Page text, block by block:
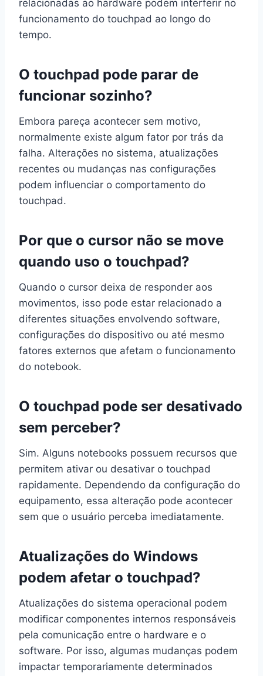
relacionadas ao hardware podem interferir no
funcionamento do touchpad ao longo do
tempo.
O touchpad pode parar de
funcionar sozinho?
Embora pareça acontecer sem motivo,
normalmente existe algum fator por trás da
falha. Alterações no sistema, atualizações
recentes ou mudanças nas configurações
podem influenciar o comportamento do
touchpad.
Por que o cursor não se move
quando uso o touchpad?
Quando o cursor deixa de responder aos
movimentos, isso pode estar relacionado a
diferentes situações envolvendo software,
configurações do dispositivo ou até mesmo
fatores externos que afetam o funcionamento
do notebook.
O touchpad pode ser desativado
sem perceber?
Sim. Alguns notebooks possuem recursos que
permitem ativar ou desativar o touchpad
rapidamente. Dependendo da configuração do
equipamento, essa alteração pode acontecer
sem que o usuário perceba imediatamente.
Atualizações do Windows
podem afetar o touchpad?
Atualizações do sistema operacional podem
modificar componentes internos responsáveis
pela comunicação entre o hardware e o
software. Por isso, algumas mudanças podem
impactar temporariamente determinados